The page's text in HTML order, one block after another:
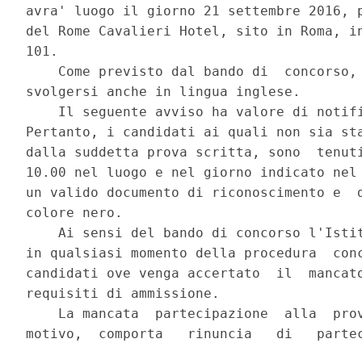
avra' luogo il giorno 21 settembre 2016,
del Rome Cavalieri Hotel, sito in
101.
Come previsto dal bando di
svolgersi anche in lingua inglese.
Il seguente avviso ha valore di
Pertanto, i candidati ai quali non sia
dalla suddetta prova scritta, sono
10.00 nel luogo e nel giorno indicato
un valido documento di riconoscimento
colore nero.
Ai sensi del bando di concorso
in qualsiasi momento della procedura
candidati ove venga accertato  il
requisiti di ammissione.
La mancata  partecipazione  alla
motivo,  comporta   rinuncia   di